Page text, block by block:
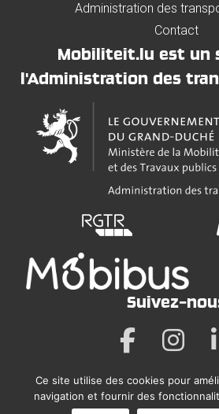
Administration des
Contact
Mobiliteit.lu est un
l'Administration des
Suivez-
Mentions
Ce site utilise des cookies pour
navigation et fournir des